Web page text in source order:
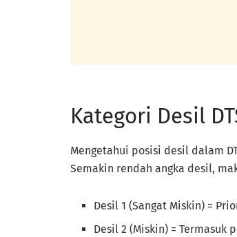
Kategori Desil
Mengetahui posisi desil dalam
Semakin rendah angka desil,
Desil 1 (Sangat Miskin) =
Desil 2 (Miskin) =